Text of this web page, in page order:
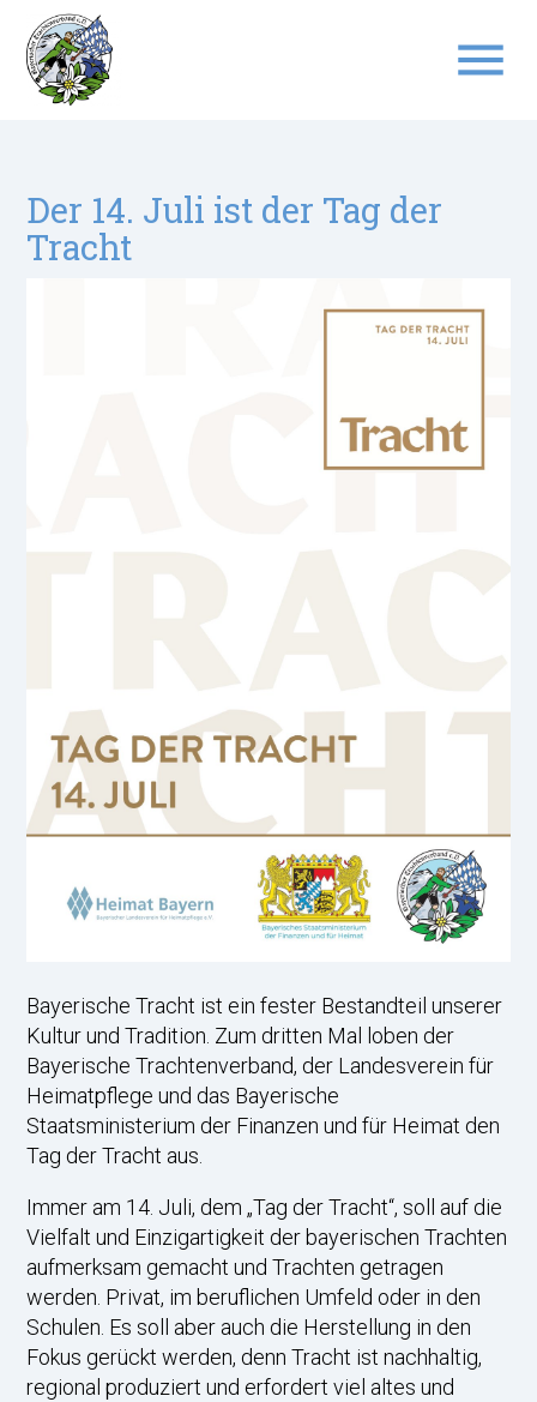
menu
Der 14. Juli ist der Tag der
Tracht
Bayerische Tracht ist ein fester Bestandteil unserer
Kultur und Tradition. Zum dritten Mal loben der
Bayerische Trachtenverband, der Landesverein für
Heimatpflege und das Bayerische
Staatsministerium der Finanzen und für Heimat den
Tag der Tracht aus.
Immer am 14. Juli, dem „Tag der Tracht“, soll auf die
Vielfalt und Einzigartigkeit der bayerischen Trachten
aufmerksam gemacht und Trachten getragen
werden. Privat, im beruflichen Umfeld oder in den
Schulen. Es soll aber auch die Herstellung in den
Fokus gerückt werden, denn Tracht ist nachhaltig,
regional produziert und erfordert viel altes und